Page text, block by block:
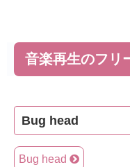
音楽再生のフ
Bug head
Bug head